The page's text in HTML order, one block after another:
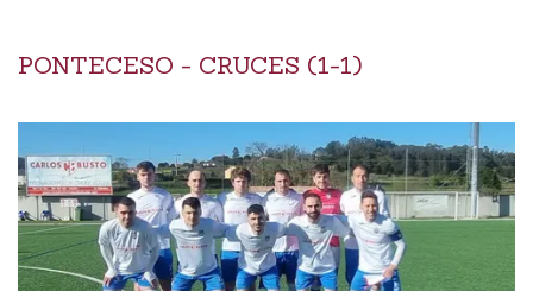
PONTECESO - CRUCES (1-1)